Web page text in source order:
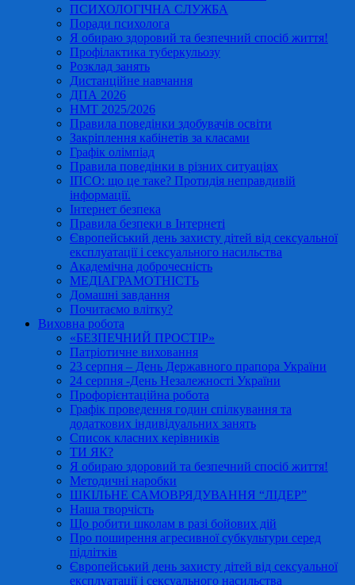
ПСИХОЛОГІЧНА СЛУЖБА
Поради психолога
Я обираю здоровий та безпечний спосіб життя!
Профілактика туберкульозу
Розклад занять
Дистанційне навчання
ДПА 2026
НМТ 2025/2026
Правила поведінки здобувачів освіти
Закріплення кабінетів за класами
Графік олімпіад
Правила поведінки в різних ситуаціях
ІПСО: що це таке? Протидія неправдивій
інформації.
Інтернет безпека
Правила безпеки в Інтернеті
Європейський день захисту дітей від сексуальної
експлуатації і сексуального насильства
Академічна доброчесність
МЕДІАГРАМОТНІСТЬ
Домашні завдання
Почитаємо влітку?
Виховна робота
«БЕЗПЕЧНИЙ ПРОСТІР»
Патріотичне виховання
23 серпня – День Державного прапора України
24 серпня -День Незалежності України
Профорієнтаційна робота
Графік проведення годин спілкування та
додаткових індивідуальних занять
Список класних керівників
ТИ ЯК?
Я обираю здоровий та безпечний спосіб життя!
Методичні наробки
ШКІЛЬНЕ САМОВРЯДУВАННЯ “ЛІДЕР”
Наша творчість
Що робити школам в разі бойових дій
Про поширення агресивної субкультури серед
підлітків
Європейський день захисту дітей від сексуальної
експлуатації і сексуального насильства